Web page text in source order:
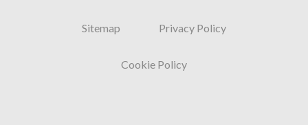
Sitemap Privacy Policy
Cookie Policy